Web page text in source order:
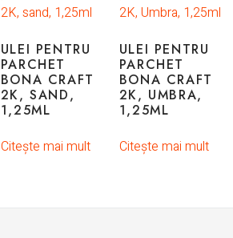
ULEI PENTRU
PARCHET
BONA CRAFT
2K, SAND,
1,25ML
Citește mai mult
ULEI PENTRU
PARCHET
BONA CRAFT
2K, UMBRA,
1,25ML
Citește mai mult